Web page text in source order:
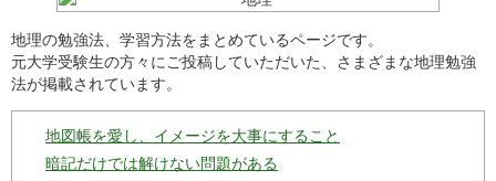
地理の勉強法、学習方法をまとめているページです。
元大学受験生の方々にご投稿していただいた、さまざまな地理勉強
法が掲載されています。
地図帳を愛し、イメージを大事にすること
暗記だけでは解けない問題がある